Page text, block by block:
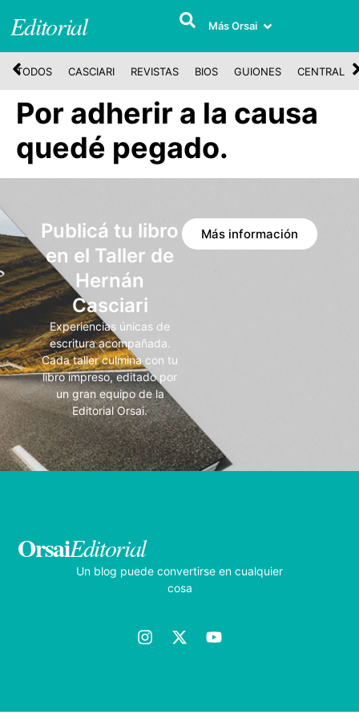
Editorial Más Orsai
TODOS CASCIARI REVISTAS BIOS GUIONES CENTRAL
Por adherir a la causa
quedé pegado.
Publicá tu libro
en el Taller de
Hernán
Casciari
Experiencias únicas de
escritura acompañada.
Cada taller culmina con tu
libro impreso, editado por
un gran equipo de la
Editorial Orsai.
Más información
OrsaiEditorial
Un blog puede convertirse en cualquier
cosa